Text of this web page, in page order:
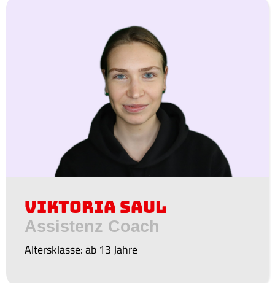
Viktoria Saul
Assistenz Coach
Altersklasse: ab 13 Jahre